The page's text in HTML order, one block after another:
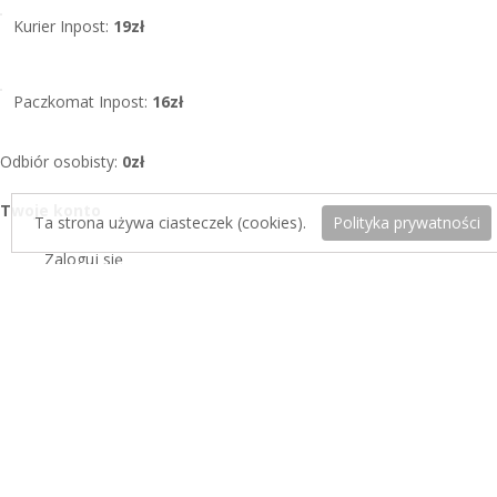
Kurier Inpost: 19zł
Paczkomat Inpost: 16zł
Odbiór osobisty: 0zł
Twoje konto
Zaloguj się
Ta strona używa ciasteczek (cookies). Polityka prywatności